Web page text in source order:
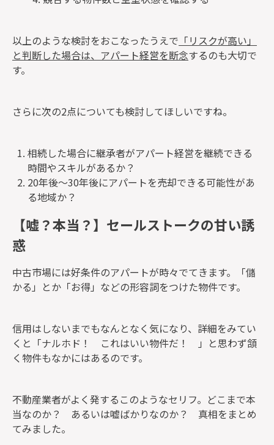
以上のような検討をおこなったうえで 「リスクが高い」
と判断した場合は、アパート経営を断念するのも大切で
す。
さらに次の2点についても検討してほしいですね。
相続した場合に継承者がアパート経営を継続できる
時間やスキルがあるか？
20年後～30年後にアパートを売却できる可能性があ
る地域か？
【嘘？本当？】セールストークの甘い誘
惑
中古市場には好条件のアパートが時々でてきます。「儲
かる」とか「お得」などの形容詞をつけた物件です。
信用はしないまでもなんとなく気になり、詳細をみてい
くと「ナルホド！ これはいい物件だ！ 」と思わず頷
く物件もなかにはあるのです。
不動産業者がよく発するこのようなセリフ。どこまで本
当なのか？ あるいは嘘ばかりなのか？ 真相をまとめ
てみました。